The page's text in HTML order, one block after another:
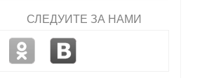
СЛЕДУЙТЕ ЗА НАМИ